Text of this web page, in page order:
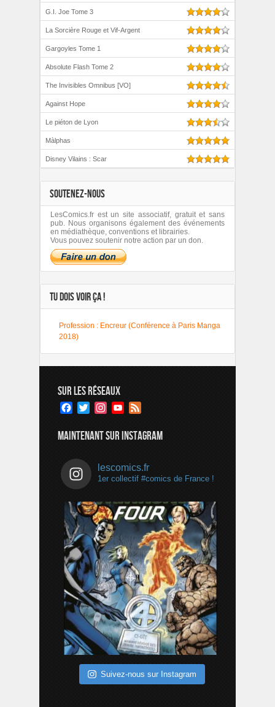
G.I. Joe Tome 3
La Sorcière Rouge et Vif-Argent
Gargoyles Tome 1
Absolute Flash Tome 2
The Invisibles Omnibus [VO]
Against Hope
Le piéton de Lyon
Màlphas
Disney Vilains : Scar
SOUTENEZ-NOUS
LesComics.fr est un site associatif, gratuit et sans
pub. Nous organisons également des événements
en médiathèque, conventions et librairies.
Vous pouvez soutenir notre action par un don.
TU DOIS VOIR ÇA !
Profession : Encreur (Conférence à Paris Manga
2018)
SUR LES RÉSEAUX
Facebook
TwitterInstagramYouTube
MAINTENANT SUR INSTAGRAM
lescomics.fr
1er collectif #comics de France !
Suivez-nous sur Instagram